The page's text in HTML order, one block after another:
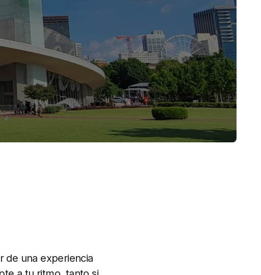
de una experiencia